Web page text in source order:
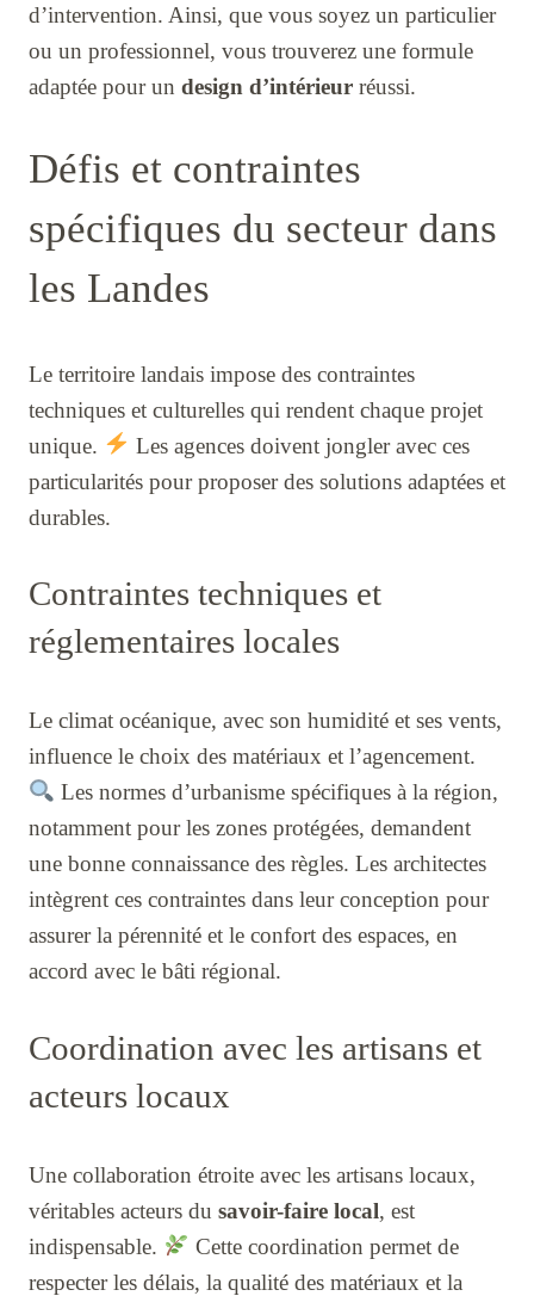
d’intervention. Ainsi, que vous soyez un particulier
ou un professionnel, vous trouverez une formule
adaptée pour un design d’intérieur réussi.
Défis et contraintes
spécifiques du secteur dans
les Landes
Le territoire landais impose des contraintes
techniques et culturelles qui rendent chaque projet
unique.
Les agences doivent jongler avec ces
particularités pour proposer des solutions adaptées et
durables.
Contraintes techniques et
réglementaires locales
Le climat océanique, avec son humidité et ses vents,
influence le choix des matériaux et l’agencement.
Les normes d’urbanisme spécifiques à la région,
notamment pour les zones protégées, demandent
une bonne connaissance des règles. Les architectes
intègrent ces contraintes dans leur conception pour
assurer la pérennité et le confort des espaces, en
accord avec le bâti régional.
Coordination avec les artisans et
acteurs locaux
Une collaboration étroite avec les artisans locaux,
véritables acteurs du savoir-faire local, est
indispensable.
Cette coordination permet de
respecter les délais, la qualité des matériaux et la